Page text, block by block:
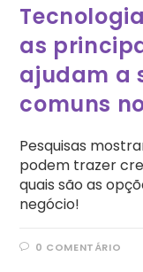
as
ajudam a
comuns
Pesquisas
podem trazer
quais são as
negócio!
0 COMENTÁRIO